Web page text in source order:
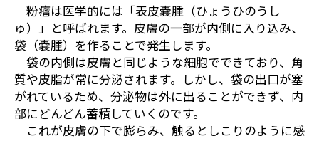
粉瘤は医学的には「表皮嚢腫（ひょうひのうし
ゅ）」と呼ばれます。皮膚の一部が内側に入り込み、
袋（嚢腫）を作ることで発生します。
袋の内側は皮膚と同じような細胞でできており、角
質や皮脂が常に分泌されます。しかし、袋の出口が塞
がれているため、分泌物は外に出ることができず、内
部にどんどん蓄積していくのです。
これが皮膚の下で膨らみ、触るとしこりのように感